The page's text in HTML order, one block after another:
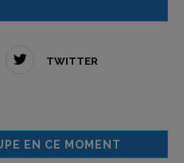
TWITTER
EN CE MOMENT